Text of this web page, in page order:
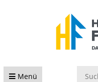
Menü